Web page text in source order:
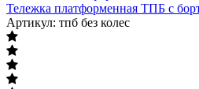
Тележка платформенная ТПБ с
Артикул: тпб без колес